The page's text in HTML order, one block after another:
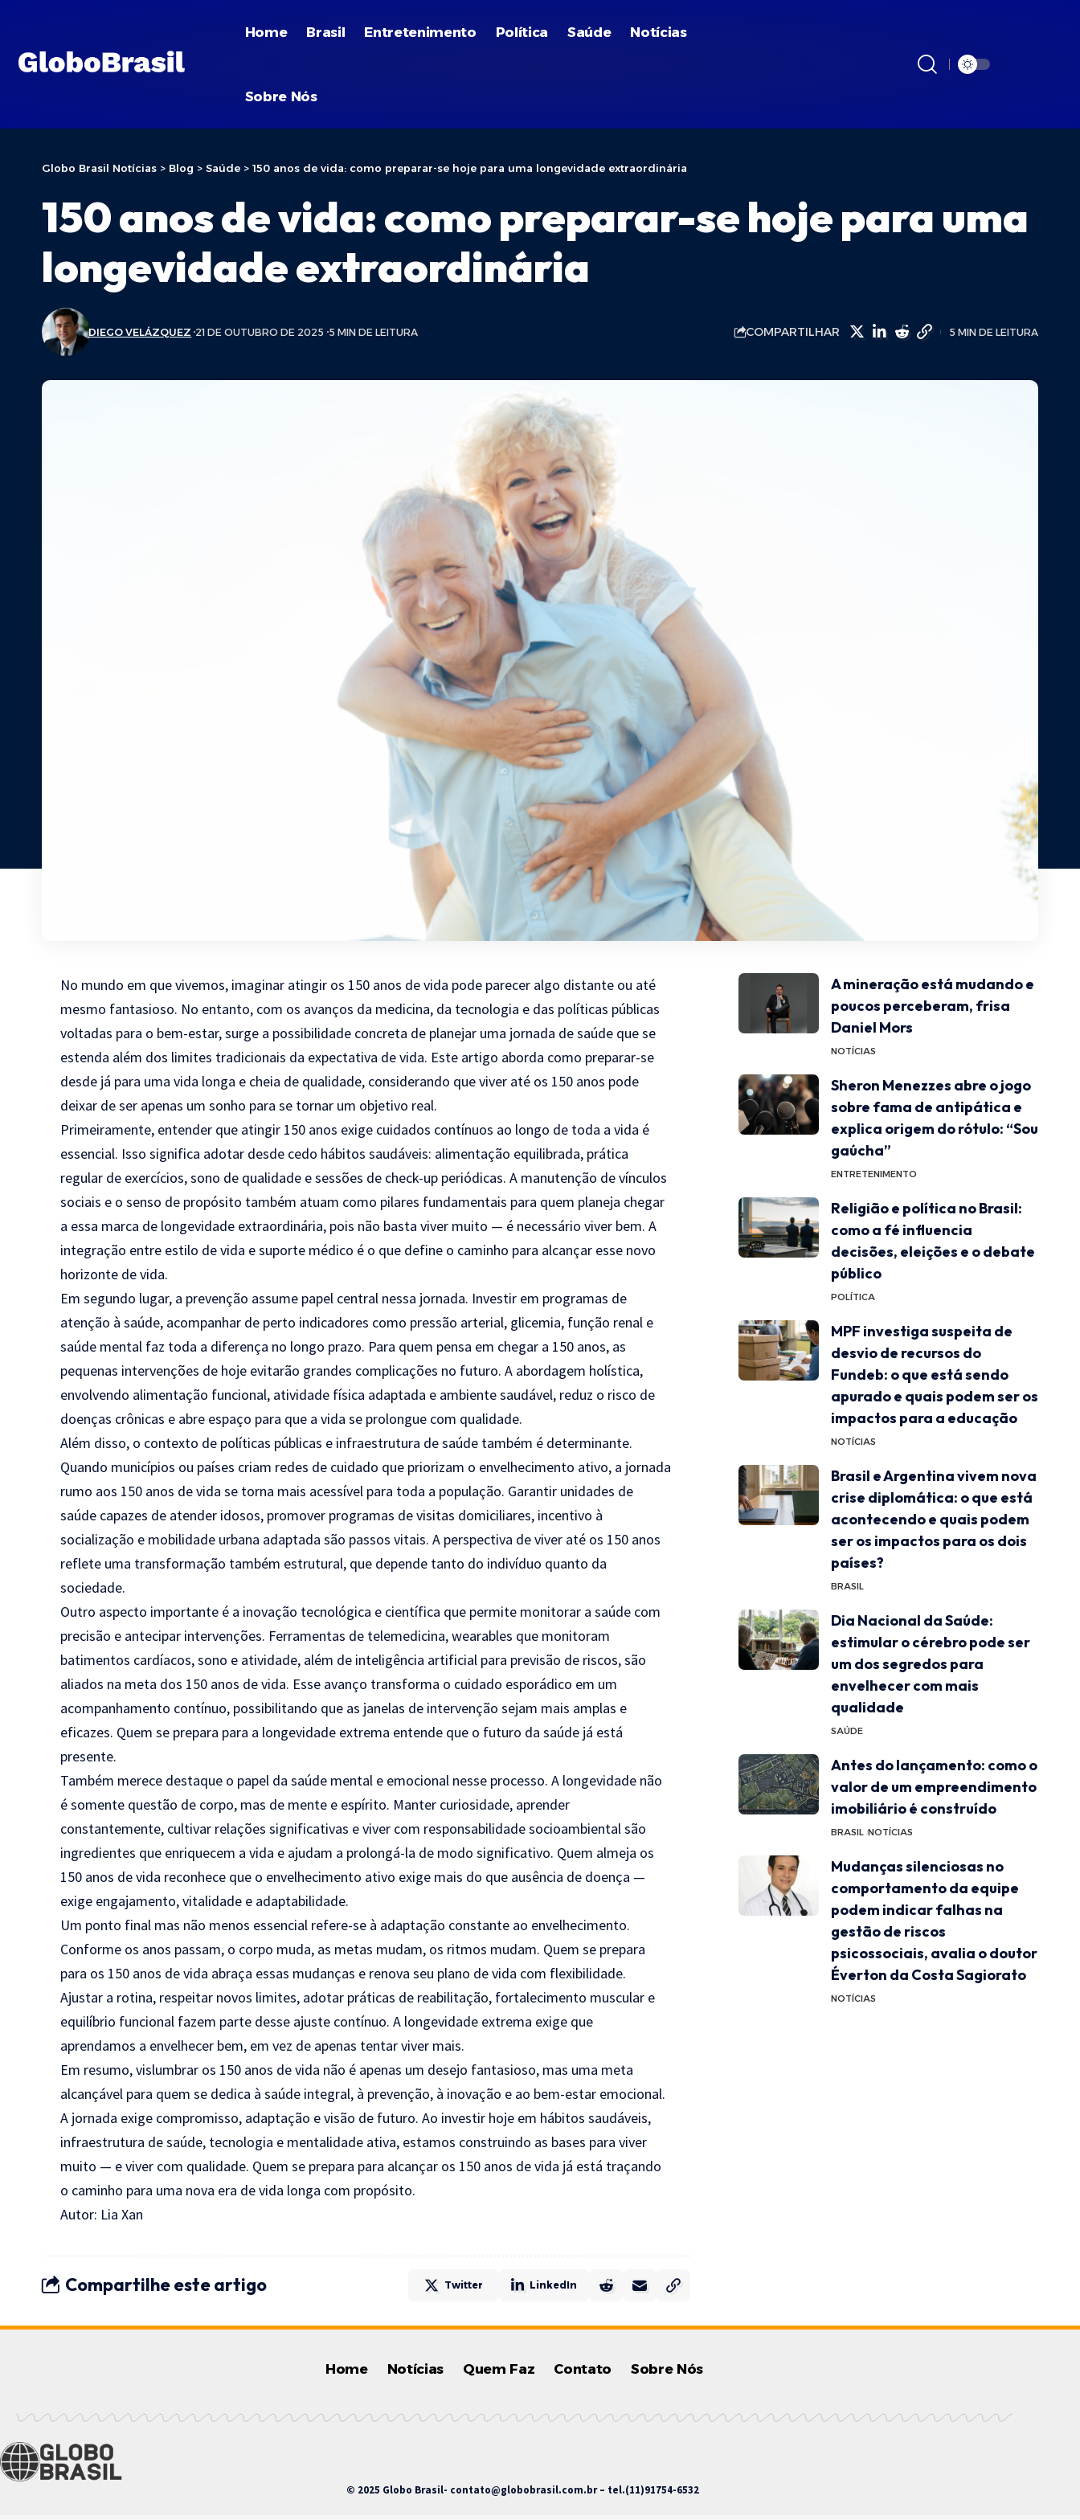
Home Brasil Entretenimento Política Saúde Notícias
Sobre Nós
Globo Brasil Notícias > Blog > Saúde > 150 anos de vida: como preparar-se hoje para uma longevidade extraordinária
150 anos de vida: como preparar-se hoje para uma
longevidade extraordinária
DIEGO VELÁZQUEZ 21 DE OUTUBRO DE 2025 5 MIN DE LEITURA COMPARTILHAR 5 MIN DE LEITURA
No mundo em que vivemos, imaginar atingir os 150 anos de vida pode parecer algo distante ou até
mesmo fantasioso. No entanto, com os avanços da medicina, da tecnologia e das políticas públicas
voltadas para o bem-estar, surge a possibilidade concreta de planejar uma jornada de saúde que se
estenda além dos limites tradicionais da expectativa de vida. Este artigo aborda como preparar-se
desde já para uma vida longa e cheia de qualidade, considerando que viver até os 150 anos pode
deixar de ser apenas um sonho para se tornar um objetivo real.
Primeiramente, entender que atingir 150 anos exige cuidados contínuos ao longo de toda a vida é
essencial. Isso significa adotar desde cedo hábitos saudáveis: alimentação equilibrada, prática
regular de exercícios, sono de qualidade e sessões de check-up periódicas. A manutenção de vínculos
sociais e o senso de propósito também atuam como pilares fundamentais para quem planeja chegar
a essa marca de longevidade extraordinária, pois não basta viver muito — é necessário viver bem. A
integração entre estilo de vida e suporte médico é o que define o caminho para alcançar esse novo
horizonte de vida.
Em segundo lugar, a prevenção assume papel central nessa jornada. Investir em programas de
atenção à saúde, acompanhar de perto indicadores como pressão arterial, glicemia, função renal e
saúde mental faz toda a diferença no longo prazo. Para quem pensa em chegar a 150 anos, as
pequenas intervenções de hoje evitarão grandes complicações no futuro. A abordagem holística,
envolvendo alimentação funcional, atividade física adaptada e ambiente saudável, reduz o risco de
doenças crônicas e abre espaço para que a vida se prolongue com qualidade.
Além disso, o contexto de políticas públicas e infraestrutura de saúde também é determinante.
Quando municípios ou países criam redes de cuidado que priorizam o envelhecimento ativo, a jornada
rumo aos 150 anos de vida se torna mais acessível para toda a população. Garantir unidades de
saúde capazes de atender idosos, promover programas de visitas domiciliares, incentivo à
socialização e mobilidade urbana adaptada são passos vitais. A perspectiva de viver até os 150 anos
reflete uma transformação também estrutural, que depende tanto do indivíduo quanto da
sociedade.
Outro aspecto importante é a inovação tecnológica e científica que permite monitorar a saúde com
precisão e antecipar intervenções. Ferramentas de telemedicina, wearables que monitoram
batimentos cardíacos, sono e atividade, além de inteligência artificial para previsão de riscos, são
aliados na meta dos 150 anos de vida. Esse avanço transforma o cuidado esporádico em um
acompanhamento contínuo, possibilitando que as janelas de intervenção sejam mais amplas e
eficazes. Quem se prepara para a longevidade extrema entende que o futuro da saúde já está
presente.
Também merece destaque o papel da saúde mental e emocional nesse processo. A longevidade não
é somente questão de corpo, mas de mente e espírito. Manter curiosidade, aprender
constantemente, cultivar relações significativas e viver com responsabilidade socioambiental são
ingredientes que enriquecem a vida e ajudam a prolongá-la de modo significativo. Quem almeja os
150 anos de vida reconhece que o envelhecimento ativo exige mais do que ausência de doença —
exige engajamento, vitalidade e adaptabilidade.
Um ponto final mas não menos essencial refere-se à adaptação constante ao envelhecimento.
Conforme os anos passam, o corpo muda, as metas mudam, os ritmos mudam. Quem se prepara
para os 150 anos de vida abraça essas mudanças e renova seu plano de vida com flexibilidade.
Ajustar a rotina, respeitar novos limites, adotar práticas de reabilitação, fortalecimento muscular e
equilíbrio funcional fazem parte desse ajuste contínuo. A longevidade extrema exige que
aprendamos a envelhecer bem, em vez de apenas tentar viver mais.
Em resumo, vislumbrar os 150 anos de vida não é apenas um desejo fantasioso, mas uma meta
alcançável para quem se dedica à saúde integral, à prevenção, à inovação e ao bem-estar emocional.
A jornada exige compromisso, adaptação e visão de futuro. Ao investir hoje em hábitos saudáveis,
infraestrutura de saúde, tecnologia e mentalidade ativa, estamos construindo as bases para viver
muito — e viver com qualidade. Quem se prepara para alcançar os 150 anos de vida já está traçando
o caminho para uma nova era de vida longa com propósito.
Autor: Lia Xan
Compartilhe este artigo Twitter LinkedIn
A mineração está mudando e
poucos perceberam, frisa
Daniel Mors
NOTÍCIAS
Sheron Menezzes abre o jogo
sobre fama de antipática e
explica origem do rótulo: “Sou
gaúcha”
ENTRETENIMENTO
Religião e política no Brasil:
como a fé influencia
decisões, eleições e o debate
público
POLÍTICA
MPF investiga suspeita de
desvio de recursos do
Fundeb: o que está sendo
apurado e quais podem ser os
impactos para a educação
NOTÍCIAS
Brasil e Argentina vivem nova
crise diplomática: o que está
acontecendo e quais podem
ser os impactos para os dois
países?
BRASIL
Dia Nacional da Saúde:
estimular o cérebro pode ser
um dos segredos para
envelhecer com mais
qualidade
SAÚDE
Antes do lançamento: como o
valor de um empreendimento
imobiliário é construído
BRASIL NOTÍCIAS
Mudanças silenciosas no
comportamento da equipe
podem indicar falhas na
gestão de riscos
psicossociais, avalia o doutor
Éverton da Costa Sagiorato
NOTÍCIAS
Home Notícias Quem Faz Contato Sobre Nós
© 2025 Globo Brasil- contato@globobrasil.com.br– tel.(11)91754-6532